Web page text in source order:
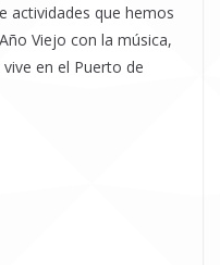
actividades que hemos
Viejo con la música,
en el Puerto de